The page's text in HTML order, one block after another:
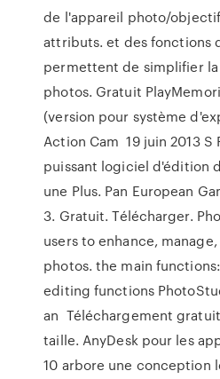
de l'appareil photo/
attributs. et des fonctions
permettent de simplifier
photos. Gratuit
(version pour système
Action Cam 19 juin 2013
puissant logiciel d'édition
une Plus. Pan European
3. Gratuit. Télécharger.
users to enhance,
photos. the main
editing functions
an Téléchargement
taille. AnyDesk pour les
10 arbore une conception